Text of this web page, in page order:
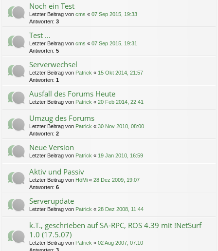
Noch ein Test
Letzter Beitrag von cms « 07 Sep 2015, 19:33
Antworten: 3
Test ...
Letzter Beitrag von cms « 07 Sep 2015, 19:31
Antworten: 5
Serverwechsel
Letzter Beitrag von Patrick « 15 Okt 2014, 21:57
Antworten: 1
Ausfall des Forums Heute
Letzter Beitrag von Patrick « 20 Feb 2014, 22:41
Umzug des Forums
Letzter Beitrag von Patrick « 30 Nov 2010, 08:00
Antworten: 2
Neue Version
Letzter Beitrag von Patrick « 19 Jan 2010, 16:59
Aktiv und Passiv
Letzter Beitrag von HöMi « 28 Dez 2009, 19:07
Antworten: 6
Serverupdate
Letzter Beitrag von Patrick « 28 Dez 2008, 11:44
k.T., geschrieben auf SA-RPC, ROS 4.39 mit !NetSurf
1.0 (17.5.07)
Letzter Beitrag von Patrick « 02 Aug 2007, 07:10